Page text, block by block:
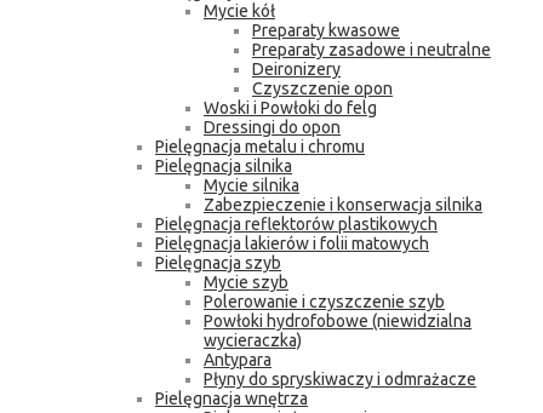
Mycie kół
Preparaty kwasowe
Preparaty zasadowe i neutralne
Deironizery
Czyszczenie opon
Woski i Powłoki do felg
Dressingi do opon
Pielęgnacja metalu i chromu
Pielęgnacja silnika
Mycie silnika
Zabezpieczenie i konserwacja silnika
Pielęgnacja reflektorów plastikowych
Pielęgnacja lakierów i folii matowych
Pielęgnacja szyb
Mycie szyb
Polerowanie i czyszczenie szyb
Powłoki hydrofobowe (niewidzialna
wycieraczka)
Antypara
Płyny do spryskiwaczy i odmrażacze
Pielęgnacja wnętrza